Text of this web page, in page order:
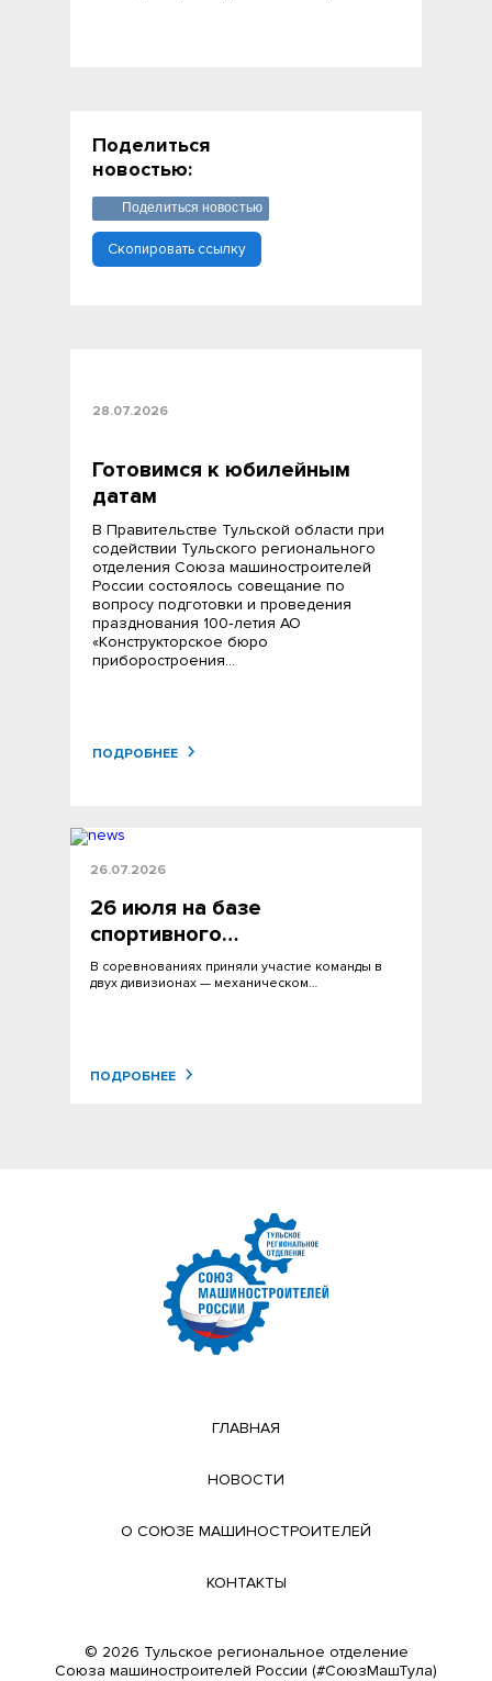
28.07.2026
Готовимся к юбилейным
датам
В Правительстве Тульской области при
содействии Тульского регионального
отделения Союза машиностроителей
России состоялось совещание по
вопросу подготовки и проведения
празднования 100‑летия АО
«Конструкторское бюро
приборостроения…
ПОДРОБНЕЕ
26.07.2026
26 июля на базе
спортивного…
В соревнованиях приняли участие команды в
двух дивизионах — механическом…
ПОДРОБНЕЕ
Поделиться
новостью:
Поделиться новостью
Скопировать ссылку
ГЛАВНАЯ
НОВОСТИ
О СОЮЗЕ МАШИНОСТРОИТЕЛЕЙ
КОНТАКТЫ
© 2026 Тульское региональное отделение
Cоюза машиностроителей России (#СоюзМашТула)